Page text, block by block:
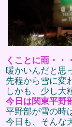
くことに雨・・
暖かいんだと思
先程から雪に変
しかも、少し大
今日は関東平野
平野部が雪の時
今日も、そんな